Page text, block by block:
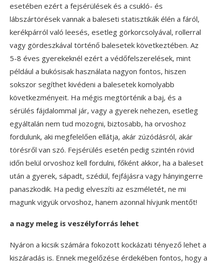
esetében ezért a fejsérülések és a csukló- és
lábszártörések vannak a baleseti statisztikák élén a fáról,
kerékpárról való leesés, esetleg görkorcsolyával, rollerral
vagy gördeszkával történő balesetek következtében. Az
5-8 éves gyerekeknél ezért a védőfelszerelések, mint
például a bukósisak használata nagyon fontos, hiszen
sokszor segíthet kivédeni a balesetek komolyabb
következményeit. Ha mégis megtörténik a baj, és a
sérülés fájdalommal jár, vagy a gyerek nehezen, esetleg
egyáltalán nem tud mozogni, biztosabb, ha orvoshoz
fordulunk, aki megfelelően ellátja, akár zúzódásról, akár
törésről van szó. Fejsérülés esetén pedig szintén rövid
időn belül orvoshoz kell fordulni, főként akkor, ha a baleset
után a gyerek, sápadt, szédül, fejfájásra vagy hányingerre
panaszkodik. Ha pedig elveszíti az eszméletét, ne mi
magunk vigyük orvoshoz, hanem azonnal hívjunk mentőt!
a nagy meleg is veszélyforrás lehet
Nyáron a kicsik számára fokozott kockázati tényező lehet a
kiszáradás is. Ennek megelőzése érdekében fontos, hogy a